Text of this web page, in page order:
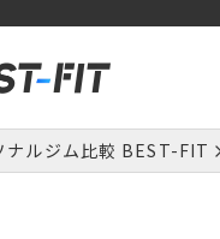
ナルジム比較 BEST-FIT